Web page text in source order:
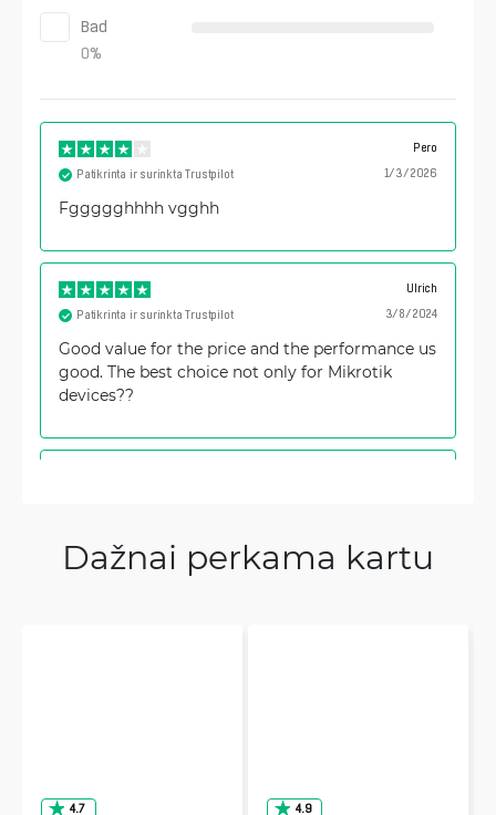
Bad
0%
Pero
1/3/2026
Patikrinta ir surinkta Trustpilot
Fggggghhhh vgghh
Ulrich
3/8/2024
Patikrinta ir surinkta Trustpilot
Good value for the price and the performance us
good. The best choice not only for Mikrotik
devices??
Dažnai perkama kartu
4.7 4.9